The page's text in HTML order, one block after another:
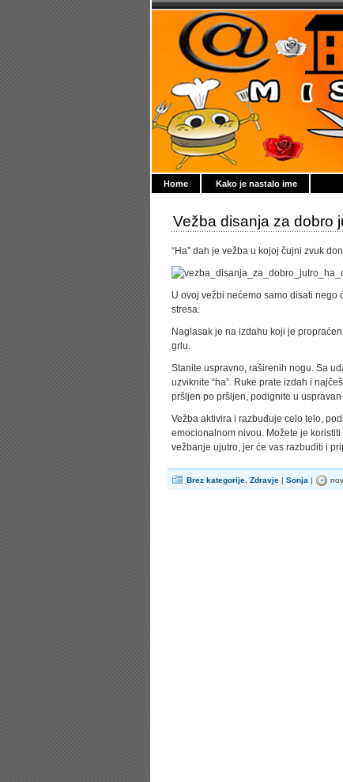
Home Kako je nastalo ime
Vežba disanja za dobro
“Ha” dah je vežba u kojoj čujni zvuk
U ovoj vežbi nećemo samo disati
stresa.
Naglasak je na izdahu koji je
grlu.
Stanite uspravno, raširenih nogu. Sa
uzviknite “ha”. Ruke prate izdah i
pršljen po pršljen, podignite u
Vežba aktivira i razbuđuje celo telo,
emocionalnom nivou. Možete je
vežbanje ujutro, jer će vas razbuditi i
Brez kategorije Zdravje | Sonja |